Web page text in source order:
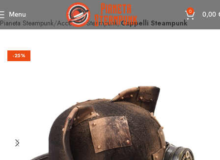
Menu 0 0,00
Pianeta Steampunk Accessori Steampunk Cappelli Steampunk
-25%